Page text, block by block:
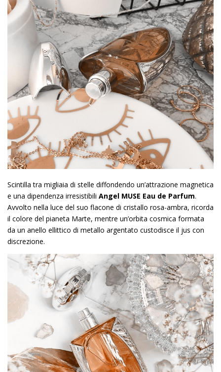
Scintilla tra migliaia di stelle diffondendo un’attrazione magnetica
e una dipendenza irresistibili Angel MUSE Eau de Parfum.
Avvolto nella luce del suo flacone di cristallo rosa-ambra, ricorda
il colore del pianeta Marte, mentre un’orbita cosmica formata
da un anello ellittico di metallo argentato custodisce il jus con
discrezione.